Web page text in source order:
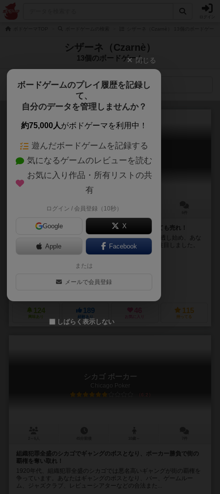
シザーネ（Czarnè）
13個のボードゲーム
検索メニュー
オートモービル
Automobile
120分前後
売れるかどうかわからない自動車を製造し、何があっても売れ！
時は20世紀の黎明期。 自動車なるものが一般社会に浸透し始め、あな
たはその普及を手助けしようと思い、自動車の製造に注目しました。
ゲームは4ラウンドに分けられ、各ラウンド...
マーティン・ワレス（Martin Wallace）
124
興味あり
189
経験あり お気に入り
115
持ってる
シカゴ ポーカー
Chicago Poker
6.2
組織犯罪全盛のシカゴでギャングのボスとなり、ポーカー勝負で街の
覇権を奪い取れ！
1920年代、組織犯罪全盛のシカゴでは悪名高いギャングが街の覇権を
争っています。あなたはギャングのボスとなり、バー、ゲームルー
ム、ジャズクラブ、レビューシアターなどの合法また...
閉じる
ボードゲームのプレイ履歴を記録し
て、
自分のデータを管理しませんか？
約75,000人がボドゲーマを利用中！
遊んだボードゲームを記録する
気になるゲームのレビューを読む
お気に入り作品・所有リストの共
有
ログイン / 会員登録（10秒）
Google X
Apple Facebook
または
メールで会員登録
しばらく表示しない